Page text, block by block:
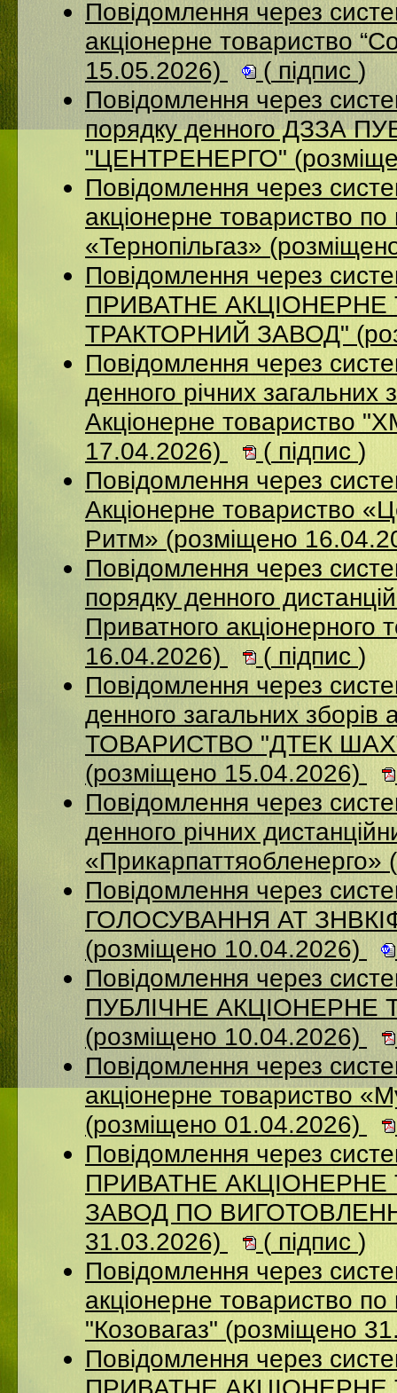
Повідомлення через
акціонерне товариство
15.05.2026)
( підпис )
Повідомлення через
порядку денного ДЗЗА
"ЦЕНТРЕНЕРГО"
Повідомлення через
акціонерне товариство по
«Тернопільгаз»
Повідомлення через
ПРИВАТНЕ АКЦIОНЕРНЕ
ТРАКТОРНИЙ ЗАВОД"
Повідомлення через
денного річних загальних
Акціонерне
17.04.2026)
( підпис )
Повідомлення через
Акціонерне товариство
Ритм» (розміщено
Повідомлення через
порядку денного
Приватного
16.04.2026)
( підпис )
Повідомлення через
денного загальних
ТОВАРИСТВО "ДТЕК
(розміщено 15.04.2026)
Повідомлення через
денного річних
Повідомлення через
ГОЛОСУВАННЯ АТ
(розміщено 10.04.2026)
Повідомлення через
ПУБЛІЧНЕ
(розміщено 10.04.2026)
Повідомлення через
акціонерне товариство
(розміщено 01.04.2026)
Повідомлення через
ПРИВАТНЕ
ЗАВОД ПО
31.03.2026)
( підпис )
Повідомлення через
акціонерне товариство по
"Козовагаз" (розміщено
Повідомлення через